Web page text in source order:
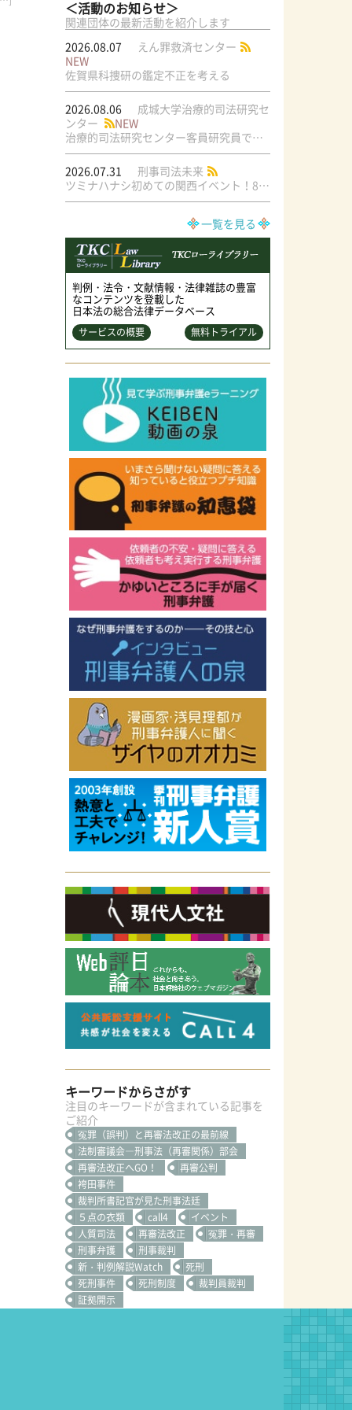
＜活動のお知らせ＞
関連団体の最新活動を紹介します
2026.08.07
えん罪救済センター
NEW
佐賀県科捜研の鑑定不正を考える
2026.08.06
成城大学治療的司法研究セ
ンター
NEW
治療的司法研究センター客員研究員で元・弁護士の菅原直美氏の論文が公刊されました
2026.07.31
刑事司法未来
ツミナハナシ初めての関西イベント！8/17（月）＠梅田ラテラル
一覧を見る
判例・法令・文献情報・法律雑誌の豊富
なコンテンツを登載した
日本法の総合法律データベース
サービスの概要 無料トライアル
キーワードからさがす
注目のキーワードが含まれている記事を
ご紹介
冤罪（誤判）と再審法改正の最前線
法制審議会―刑事法（再審関係）部会
再審法改正へGO！
再審公判
袴田事件
裁判所書記官が見た刑事法廷
５点の衣類
call4
イベント
人質司法
再審法改正
冤罪・再審
刑事弁護
刑事裁判
新・判例解説Watch
死刑
死刑事件
死刑制度
裁判員裁判
証拠開示